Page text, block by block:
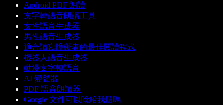
Android PDF 朗讀
文字轉語音朗讀工具
女性語音生成器
男性語音生成器
適合讀寫障礙者的最佳閱讀程式
機器人語音生成器
動漫文字轉語音
AI 變聲器
PDF 語音朗讀器
Google 文件可以唸給我聽嗎